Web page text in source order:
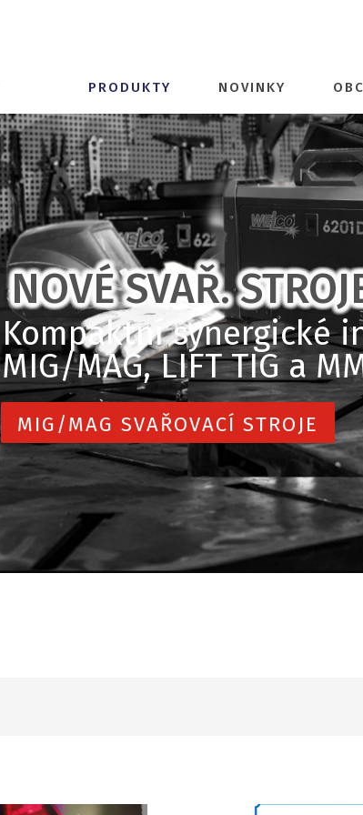
PRODUKTY NOVINKY
NOVÉ SVAŘ.
Kompaktní synergické
MIG/MAG, LIFT TIG a
MIG/MAG SVAŘOVACÍ STROJE